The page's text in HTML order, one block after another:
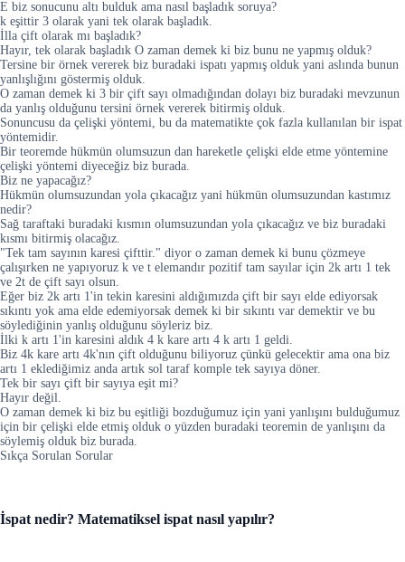
E biz sonucunu altı bulduk ama nasıl başladık soruya?
k eşittir 3 olarak yani tek olarak başladık.
İlla çift olarak mı başladık?
Hayır, tek olarak başladık O zaman demek ki biz bunu ne yapmış olduk?
Tersine bir örnek vererek biz buradaki ispatı yapmış olduk yani aslında bunun
yanlışlığını göstermiş olduk.
O zaman demek ki 3 bir çift sayı olmadığından dolayı biz buradaki mevzunun
da yanlış olduğunu tersini örnek vererek bitirmiş olduk.
Sonuncusu da çelişki yöntemi, bu da matematikte çok fazla kullanılan bir ispat
yöntemidir.
Bir teoremde hükmün olumsuzun dan hareketle çelişki elde etme yöntemine
çelişki yöntemi diyeceğiz biz burada.
Biz ne yapacağız?
Hükmün olumsuzundan yola çıkacağız yani hükmün olumsuzundan kastımız
nedir?
Sağ taraftaki buradaki kısmın olumsuzundan yola çıkacağız ve biz buradaki
kısmı bitirmiş olacağız.
"Tek tam sayının karesi çifttir." diyor o zaman demek ki bunu çözmeye
çalışırken ne yapıyoruz k ve t elemandır pozitif tam sayılar için 2k artı 1 tek
ve 2t de çift sayı olsun.
Eğer biz 2k artı 1'in tekin karesini aldığımızda çift bir sayı elde ediyorsak
sıkıntı yok ama elde edemiyorsak demek ki bir sıkıntı var demektir ve bu
söylediğinin yanlış olduğunu söyleriz biz.
İlki k artı 1'in karesini aldık 4 k kare artı 4 k artı 1 geldi.
Biz 4k kare artı 4k'nın çift olduğunu biliyoruz çünkü gelecektir ama ona biz
artı 1 eklediğimiz anda artık sol taraf komple tek sayıya döner.
Tek bir sayı çift bir sayıya eşit mi?
Hayır değil.
O zaman demek ki biz bu eşitliği bozduğumuz için yani yanlışını bulduğumuz
için bir çelişki elde etmiş olduk o yüzden buradaki teoremin de yanlışını da
söylemiş olduk biz burada.
Sıkça Sorulan Sorular
İspat nedir? Matematiksel ispat nasıl yapılır?